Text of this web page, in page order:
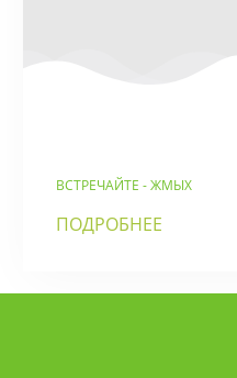
ВСТРЕЧАЙТЕ - ЖМЫХ
ПОДРОБНЕЕ